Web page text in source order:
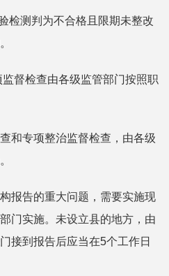
测判为不合格且限期未整改
督检查由各级监管部门按照职
专项整治监督检查，由各级
告的重大问题，需要实施现
门实施。未设立县的地方，由
接到报告后应当在5个工作日